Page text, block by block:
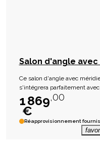
Salon d'angle avec
Ce salon d'angle avec
s'intégrera parfaitement
1 869,00
€
Réapprovisionnement